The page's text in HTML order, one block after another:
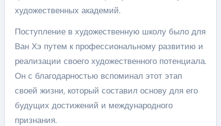
художественных академий.
Поступление в художественную школу было для
Ван Хэ путем к профессиональному развитию и
реализации своего художественного потенциала.
Он с благодарностью вспоминал этот этап
своей жизни, который составил основу для его
будущих достижений и международного
признания.